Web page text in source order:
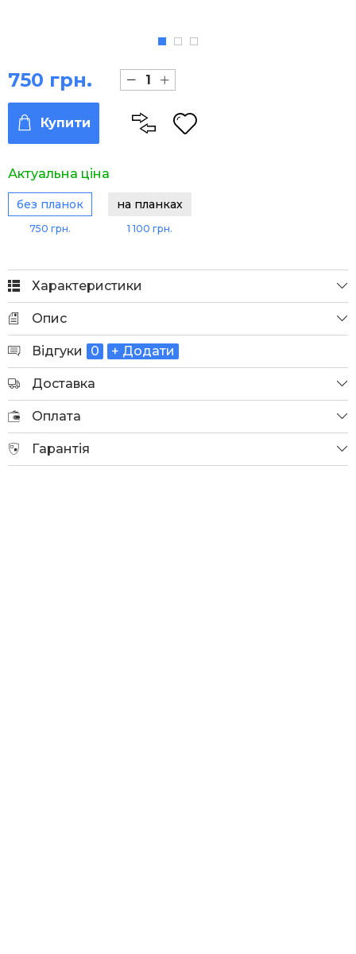
без планок
750 грн.
на планках
1 100 грн.
Актуальна ціна
750 грн.
Купити
Характеристики
Опис
Відгуки 0 + Додати
Доставка
Оплата
Гарантія